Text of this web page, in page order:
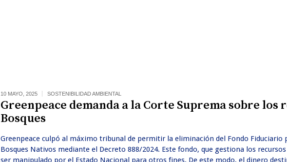
10 MAYO, 2025 SOSTENIBILIDAD AMBIENTAL
Greenpeace demanda a la Corte Suprema sobre los
Bosques
Greenpeace culpó al máximo tribunal de permitir la eliminación del Fondo Fiduciario
Bosques Nativos mediante el Decreto 888/2024. Este fondo, que gestiona los
ser manipulado por el Estado Nacional para otros fines. De este modo, el dinero